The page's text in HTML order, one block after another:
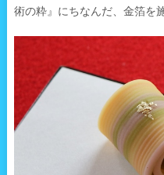
術の粋』にちなんだ、金箔を